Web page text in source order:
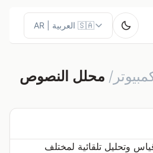
محلل النصوص
وتحليل تلقائية لمختلف